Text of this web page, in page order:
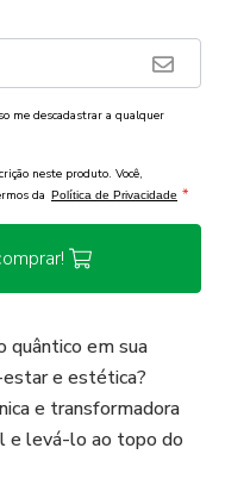
me descadastrar a qualquer
neste produto. Você,
da Política de Privacidade *
quântico em sua
estar e estética?
e transformadora
e levá-lo ao topo do